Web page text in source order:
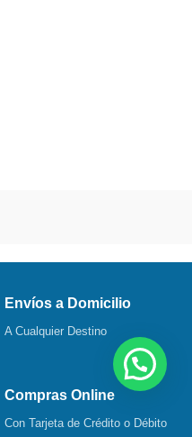
Envíos a Domicilio
A Cualquier Destino
Compras Online
Con Tarjeta de Crédito o Débito